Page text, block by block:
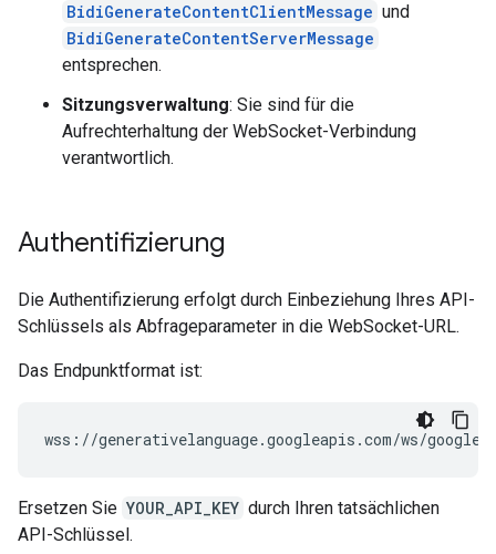
BidiGenerateContentClientMessage und
BidiGenerateContentServerMessage
entsprechen.
Sitzungsverwaltung: Sie sind für die
Aufrechterhaltung der WebSocket-Verbindung
verantwortlich.
Authentifizierung
Die Authentifizierung erfolgt durch Einbeziehung Ihres API-
Schlüssels als Abfrageparameter in die WebSocket-URL.
Das Endpunktformat ist:
Ersetzen Sie YOUR_API_KEY durch Ihren tatsächlichen
API-Schlüssel.